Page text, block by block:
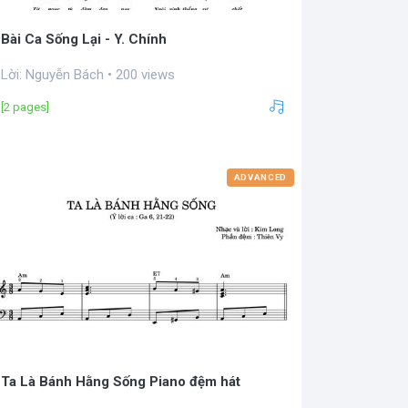
Bài Ca Sống Lại - Y. Chính
Lời: Nguyễn Bách • 200 views
[2 pages]
ADVANCED
Ta Là Bánh Hằng Sống Piano đệm hát